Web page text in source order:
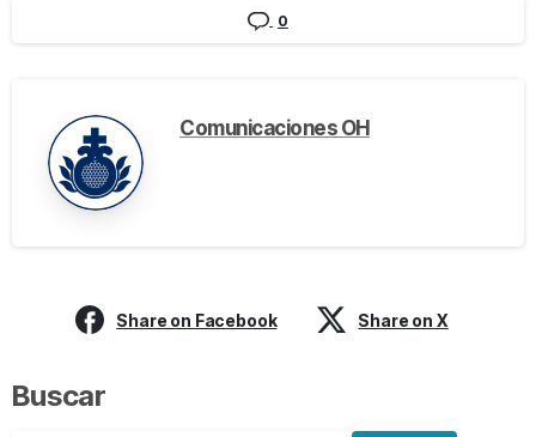
0
Comunicaciones OH
Share on Facebook Share on X
Buscar